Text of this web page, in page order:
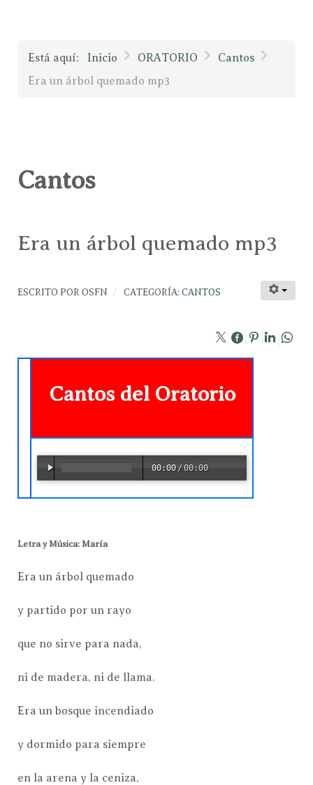
Está aquí: Inicio ORATORIO
Cantos
Era un árbol quemado mp3
Cantos
Era un árbol quemado mp3
ESCRITO POR OSFN CATEGORÍA: CANTOS
Cantos del Oratorio
00:00 /00:00
Letra y Música: María
Era un árbol quemado
y partido por un rayo
que no sirve para nada,
ni de madera, ni de llama.
Era un bosque incendiado
y dormido para siempre
en la arena y la ceniza,